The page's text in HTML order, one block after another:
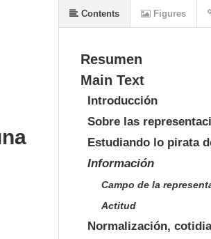
Resumen
Main Text
Introducción
Sobre las
Estudiando lo pirata
Información
Campo de la
Actitud
Normalización,
Contents Figures